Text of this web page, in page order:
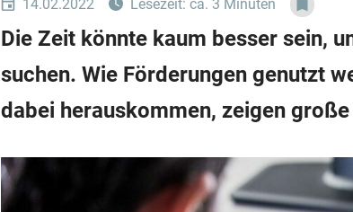
14.02.2022 Lesezeit: ca. 3 Minuten
Die Zeit könnte kaum besser sein,
suchen. Wie Förderungen genutzt
dabei herauskommen, zeigen